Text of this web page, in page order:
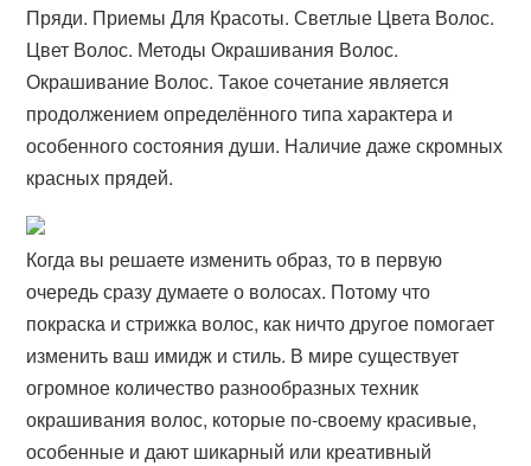
Пряди. Приемы Для Красоты. Светлые Цвета Волос.
Цвет Волос. Методы Окрашивания Волос.
Окрашивание Волос. Такое сочетание является
продолжением определённого типа характера и
особенного состояния души. Наличие даже скромных
красных прядей.
Когда вы решаете изменить образ, то в первую
очередь сразу думаете о волосах. Потому что
покраска и стрижка волос, как ничто другое помогает
изменить ваш имидж и стиль. В мире существует
огромное количество разнообразных техник
окрашивания волос, которые по-своему красивые,
особенные и дают шикарный или креативный